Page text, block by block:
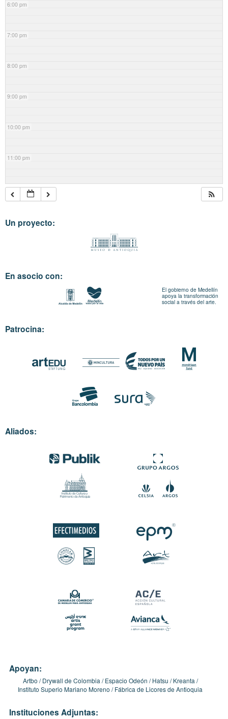
6:00 pm
7:00 pm
8:00 pm
9:00 pm
10:00 pm
11:00 pm
Un proyecto:
En asocio con:
El gobierno de Medellín
apoya la transformación
social a través del arte.
Patrocina:
Aliados:
Apoyan:
Artbo Drywall de Colombia Espacio Odeón Hatsu
Kreanta
Instituto Superio Mariano Moreno
Fábrica de Licores de Antioquia
Instituciones Adjuntas: